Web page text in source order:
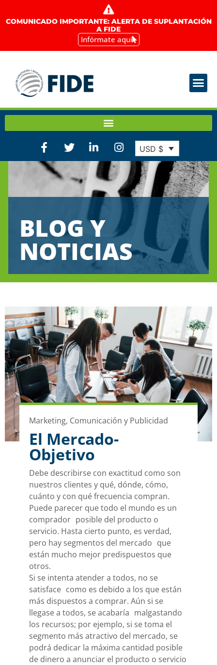
COMUNICADO IMPORTANTE: ALERTA DE SUPLANTACIÓN
A FIDE
Infórmate aquí
USD $
BLOG Y
NOTICIAS
Marketing, Comunicación y Publicidad
El Mercado-
Objetivo
Debe describirse con exactitud como son
nuestros clientes y qué, dónde, cómo,
cuánto y con qué frecuencia compran.
Puede parecer que todo el mundo es un
comprador posible del producto o
servicio. Hasta cierto punto, es verdad,
pero hay segmentos del mercado que
están mucho mejor predispuestos que
otros.
Si se intenta atender a todos, no se
satisface como es debido a los que están
más dispuestos a comprar. Aún si se
llegase a todos, se acabaría malgastando
los recursos; por ejemplo, si se toma el
segmento más atractivo del mercado, se
podrá dedicar la máxima cantidad posible
de dinero a anunciar el producto o servicio